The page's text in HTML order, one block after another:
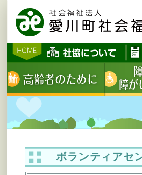
ボランティアセ